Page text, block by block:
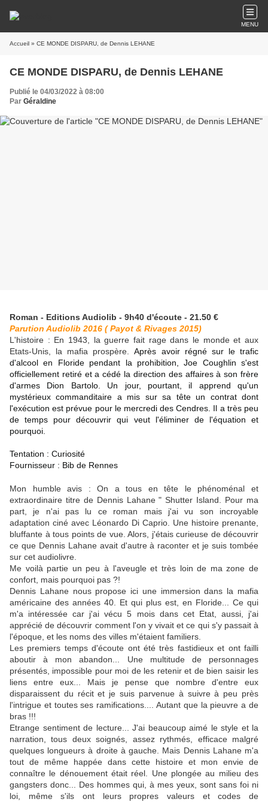
MENU
Accueil » CE MONDE DISPARU, de Dennis LEHANE
CE MONDE DISPARU, de Dennis LEHANE
Publié le 04/03/2022 à 08:00
Par Géraldine
Roman - Editions Audiolib - 9h40 d'écoute - 21.50 €
Parution Audiolib 2016 ( Payot & Rivages 2015)
L'histoire : En 1943, la guerre fait rage dans le monde et aux
Etats-Unis, la mafia prospère.Après avoir régné sur le trafic
d'alcool en Floride pendant la prohibition, Joe Coughlin s'est
officiellement retiré et a cédé la direction des affaires à son frère
d'armes Dion Bartolo. Un jour, pourtant, il apprend qu'un
mystérieux commanditaire a mis sur sa tête un contrat dont
l'exécution est prévue pour le mercredi des Cendres. Il a très peu
de temps pour découvrir qui veut l'éliminer de l'équation et
pourquoi.
Tentation : Curiosité
Fournisseur : Bib de Rennes
Mon humble avis : On a tous en tête le phénoménal et
extraordinaire titre de Dennis Lahane " Shutter Island. Pour ma
part, je n'ai pas lu ce roman mais j'ai vu son incroyable
adaptation ciné avec Léonardo Di Caprio. Une histoire prenante,
bluffante à tous points de vue. Alors, j'étais curieuse de découvrir
ce que Dennis Lahane avait d'autre à raconter et je suis tombée
sur cet audiolivre.
Me voilà partie un peu à l'aveugle et très loin de ma zone de
confort, mais pourquoi pas ?!
Dennis Lahane nous propose ici une immersion dans la mafia
américaine des années 40. Et qui plus est, en Floride... Ce qui
m'a intéressée car j'ai vécu 5 mois dans cet Etat, aussi, j'ai
apprécié de découvrir comment l'on y vivait et ce qui s'y passait à
l'époque, et les noms des villes m'étaient familiers.
Les premiers temps d'écoute ont été très fastidieux et ont failli
aboutir à mon abandon... Une multitude de personnages
présentés, impossible pour moi de les retenir et de bien saisir les
liens entre eux... Mais je pense que nombre d'entre eux
disparaissent du récit et je suis parvenue à suivre à peu près
l'intrigue et toutes ses ramifications.... Autant que la pieuvre a de
bras !!!
Etrange sentiment de lecture... J'ai beaucoup aimé le style et la
narration, tous deux soignés, assez rythmés, efficace malgré
quelques longueurs à droite à gauche. Mais Dennis Lahane m'a
tout de même happée dans cette histoire et mon envie de
connaître le dénouement était réel. Une plongée au milieu des
gangsters donc... Des hommes qui, à mes yeux, sont sans foi ni
loi, même s'ils ont leurs propres valeurs et codes de